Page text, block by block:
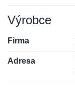
Výrobce
Firma
Adresa